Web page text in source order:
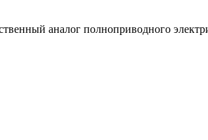
аналог полноприводного